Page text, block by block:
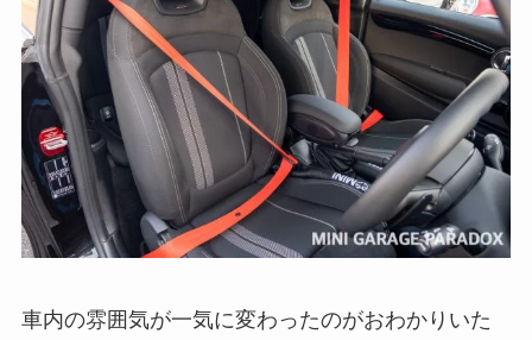
車内の雰囲気が一気に変わったのがおわかりいた